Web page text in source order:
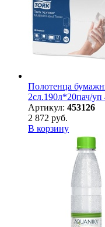
Полотенца
2сл.190л*20пач/уп
Артикул: 453126
2 872 руб.
В корзину